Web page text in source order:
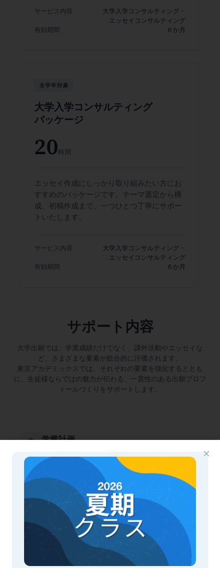
サービス内容
大学入学コンサルティング・
エッセイコンサルティング
有効期間
６か月
全学年対象
大学入学コンサルティング
パッケージ
20 時間
エッセイ作成にしっかり取り組みたい方にお
すすめのパッケージです。テーマ選定から構
成、初稿作成まで、一つひとつ丁寧にサポー
トいたします。
サービス内容
大学入学コンサルティング・
エッセイコンサルティング
有効期間
６か月
サポート内容
大学出願では、学業成績だけでなく、課外活動やエッセイな
ど、さまざまな要素が総合的に評価されます。
東京アカデミックスでは、それぞれの要素を強化するととも
に、生徒様ならではの魅力が伝わる、一貫性のある出願プロフ
ィールづくりをサポートします。
学業計画
い、バランスの取れた魅力的な成績・履修実績づく
りをサポートします。
専攻・キャリア探究
ワークショップや各種アクティビティを通じて、生
徒様の興味・関心を明確にし、将来の学びや進路へ
とつなげます。